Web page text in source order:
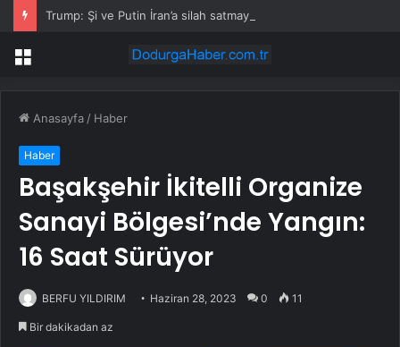
Trump: Şi ve Putin İran’a silah satmayacaklarını söyledi
Menü
Anasayfa / Haber
Haber
Başakşehir İkitelli Organize
Sanayi Bölgesi’nde Yangın:
16 Saat Sürüyor
BERFU YILDIRIM Haziran 28, 2023 0 11
Bir dakikadan az